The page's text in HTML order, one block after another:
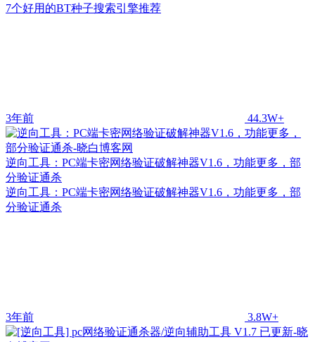
7个好用的BT种子搜索引擎推荐
3年前 44.3W+
逆向工具：PC端卡密网络验证破解神器V1.6，功能更多，部
分验证通杀
逆向工具：PC端卡密网络验证破解神器V1.6，功能更多，部
分验证通杀
3年前 3.8W+